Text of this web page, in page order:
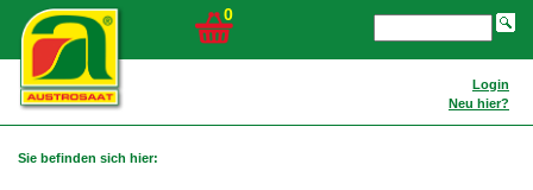
0
Login
Neu hier?
Sie befinden sich hier: